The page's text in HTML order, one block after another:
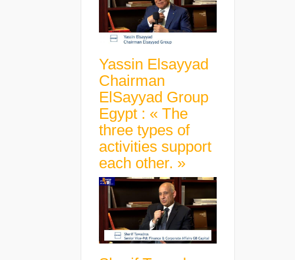
Yassin Elsayyad
Chairman
ElSayyad Group
Egypt : « The
three types of
activities support
each other. »